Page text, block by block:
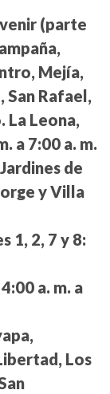
(parte
Mejía,
San Rafael,
La Leona,
a 7:00 a. m.
de
y Villa
1, 2, 7 y 8:
4:00 a. m. a
Los